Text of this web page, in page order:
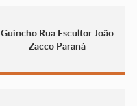
Guincho Rua Escultor João
Zacco Paraná